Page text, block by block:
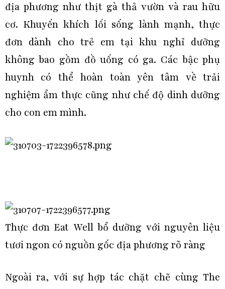
địa phương như thịt gà thả vườn và rau hữu
cơ. Khuyến khích lối sống lành mạnh, thực
đơn dành cho trẻ em tại khu nghỉ dưỡng
không bao gồm đồ uống có ga. Các bậc phụ
huynh có thể hoàn toàn yên tâm về trải
nghiệm ẩm thực cũng như chế độ dinh dưỡng
cho con em mình.
Thực đơn Eat Well bổ dưỡng với nguyên liệu
tươi ngon có nguồn gốc địa phương rõ ràng
Ngoài ra, với sự hợp tác chặt chẽ cùng The